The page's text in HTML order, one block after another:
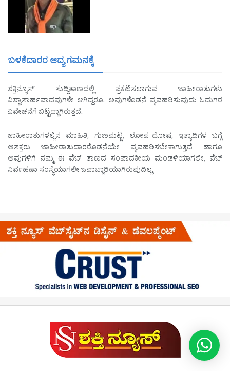
ಬಳಕೆದಾರರ ಆದ್ಯ ಗಮನಕ್ಕೆ
ಶಕ್ತಿನ್ಯೂಸ್ ಸುದ್ದಿತಾಣದಲ್ಲಿ ಪ್ರಕಟಿಸಲಾಗುವ ಜಾಹೀರಾತುಗಳು
ವಿಶ್ವಾಸಾರ್ಹವಾದವುಗಳೇ ಆಗಿದ್ದರೂ, ಅವುಗಳೊಡನೆ ವ್ಯವಹರಿಸುವುದು ಓದುಗರ
ವಿವೇಚನೆಗೆ ಬಿಟ್ಟದ್ದಾಗಿರುತ್ತದೆ.
ಜಾಹೀರಾತುಗಳಲ್ಲಿನ ಮಾಹಿತಿ, ಗುಣಮಟ್ಟ, ಲೋಪ-ದೋಷ, ಇತ್ಯಾದಿಗಳ ಬಗ್ಗೆ
ಆಸಕ್ತರು ಜಾಹೀರಾತುದಾರರೊಡನೆಯೇ ವ್ಯವಹರಿಸಬೇಕಾಗುತ್ತದೆ ಹಾಗೂ
ಅವುಗಳಿಗೆ ನಮ್ಮ ಈ ವೆಬ್ ತಾಣದ ಸಂಪಾದಕೀಯ ಮಂಡಳಿಯಾಗಲೀ, ವೆಬ್
ನಿರ್ವಹಣಾ ಸಂಸ್ಥೆಯಾಗಲೀ ಜವಾಬ್ದಾರಿಯಾಗಿರುವುದಿಲ್ಲ.